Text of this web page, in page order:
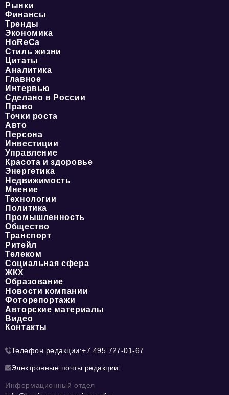
Рынки
Финансы
Тренды
Экономика
HoReCa
Стиль жизни
Цитаты
Аналитика
Главное
Интервью
Сделано в России
Право
Точки роста
Авто
Персона
Инвестиции
Управление
Красота и здоровье
Энергетика
Недвижимость
Мнение
Технологии
Политика
Промышленность
Общество
Транспорт
Ритейл
Телеком
Социальная сфера
ЖКХ
Образование
Новости компании
Фоторепортажи
Авторские материалы
Видео
Контакты
Телефон редакции:+7 495 727-01-67
Электронные почты редакции:
Информационный отдел